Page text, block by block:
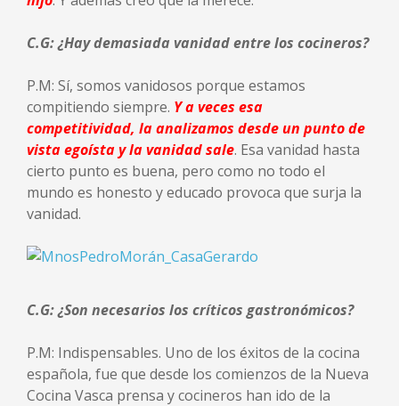
C.G: ¿Hay demasiada vanidad entre los cocineros?
P.M: Sí, somos vanidosos porque estamos
compitiendo siempre. Y a veces esa
competitividad, la analizamos desde un punto de
vista egoísta y la vanidad sale. Esa vanidad hasta
cierto punto es buena, pero como no todo el
mundo es honesto y educado provoca que surja la
vanidad.
C.G: ¿Son necesarios los críticos gastronómicos?
P.M: Indispensables. Uno de los éxitos de la cocina
española, fue que desde los comienzos de la Nueva
Cocina Vasca prensa y cocineros han ido de la